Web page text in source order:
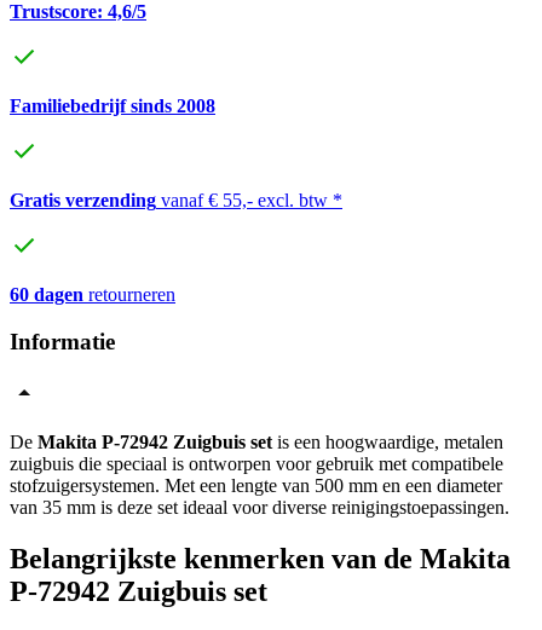
Trustscore: 4,6/5
Familiebedrijf sinds 2008
Gratis verzending vanaf € 55,- excl. btw *
60 dagen retourneren
Informatie
De Makita P-72942 Zuigbuis set is een hoogwaardige, metalen
zuigbuis die speciaal is ontworpen voor gebruik met compatibele
stofzuigersystemen. Met een lengte van 500 mm en een diameter
van 35 mm is deze set ideaal voor diverse reinigingstoepassingen.
Belangrijkste kenmerken van de Makita
P-72942 Zuigbuis set